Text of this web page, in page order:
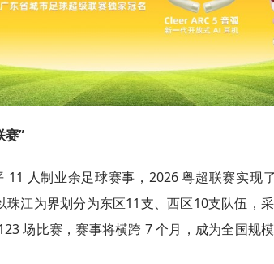
赛”
11 人制业余足球赛事，2026 粤超联赛实现
珠江为界划分为东区11支、西区10支队伍，
场比赛，赛事将横跨 7 个月，成为全国规